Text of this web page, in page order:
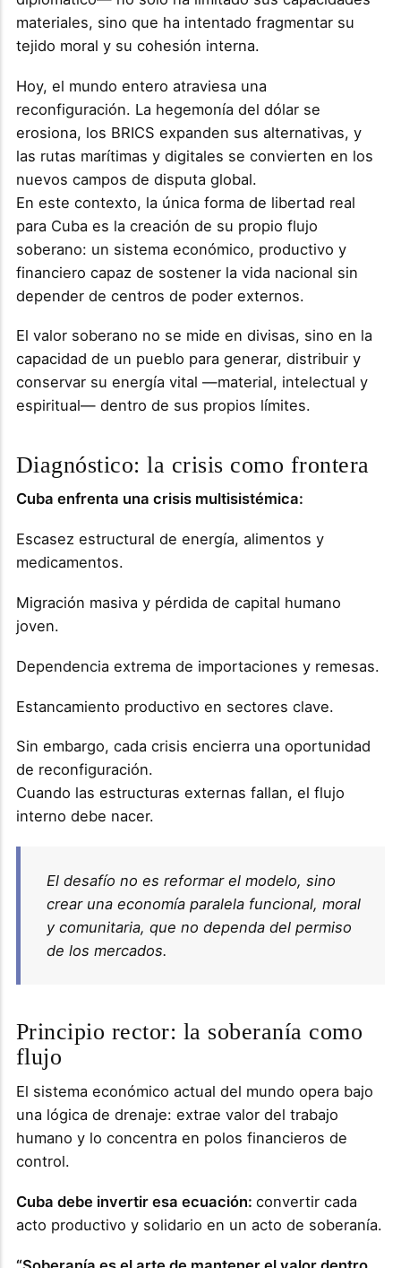
materiales, sino que ha intentado fragmentar su
tejido moral y su cohesión interna.
Hoy, el mundo entero atraviesa una
reconfiguración. La hegemonía del dólar se
erosiona, los BRICS expanden sus alternativas, y
las rutas marítimas y digitales se convierten en los
nuevos campos de disputa global.
En este contexto, la única forma de libertad real
para Cuba es la creación de su propio flujo
soberano: un sistema económico, productivo y
financiero capaz de sostener la vida nacional sin
depender de centros de poder externos.
El valor soberano no se mide en divisas, sino en la
capacidad de un pueblo para generar, distribuir y
conservar su energía vital —material, intelectual y
espiritual— dentro de sus propios límites.
Diagnóstico: la crisis como frontera
Cuba enfrenta una crisis multisistémica:
Escasez estructural de energía, alimentos y
medicamentos.
Migración masiva y pérdida de capital humano
joven.
Dependencia extrema de importaciones y remesas.
Estancamiento productivo en sectores clave.
Sin embargo, cada crisis encierra una oportunidad
de reconfiguración.
Cuando las estructuras externas fallan, el flujo
interno debe nacer.
El desafío no es reformar el modelo, sino
crear una economía paralela funcional, moral
y comunitaria, que no dependa del permiso
de los mercados.
Principio rector: la soberanía como
flujo
El sistema económico actual del mundo opera bajo
una lógica de drenaje: extrae valor del trabajo
humano y lo concentra en polos financieros de
control.
Cuba debe invertir esa ecuación: convertir cada
acto productivo y solidario en un acto de soberanía.